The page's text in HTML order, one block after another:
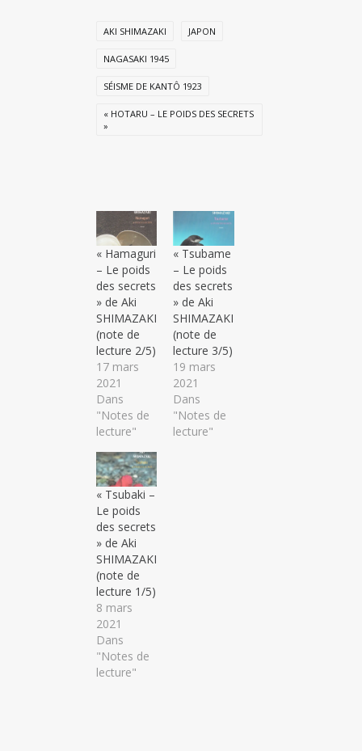
AKI SHIMAZAKI JAPON
NAGASAKI 1945
SÉISME DE KANTÔ 1923
« HOTARU – LE POIDS DES SECRETS
»
« Hamaguri
– Le poids
des secrets
» de Aki
SHIMAZAKI
(note de
lecture 2/5)
17 mars
2021
Dans
"Notes de
lecture"
« Tsubame
– Le poids
des secrets
» de Aki
SHIMAZAKI
(note de
lecture 3/5)
19 mars
2021
Dans
"Notes de
lecture"
« Tsubaki –
Le poids
des secrets
» de Aki
SHIMAZAKI
(note de
lecture 1/5)
8 mars
2021
Dans
"Notes de
lecture"